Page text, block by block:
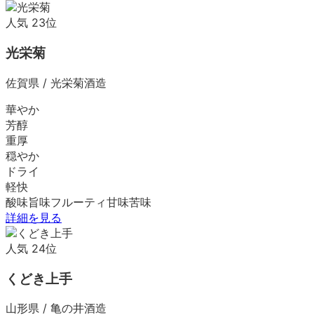
人気 23位
光栄菊
佐賀県 / 光栄菊酒造
華やか
芳醇
重厚
穏やか
ドライ
軽快
酸味旨味フルーティ甘味苦味
詳細を見る
人気 24位
くどき上手
山形県 / 亀の井酒造